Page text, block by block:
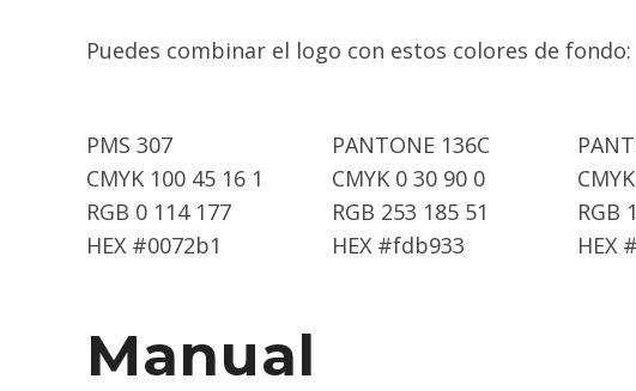
Puedes combinar el logo con estos colores de fondo:
PMS 307
CMYK 100 45 16 1
RGB 0 114 177
HEX #0072b1
PANTONE 136C
CMYK 0 30 90 0
RGB 253 185 51
HEX #fdb933
RGB
HEX
Manual